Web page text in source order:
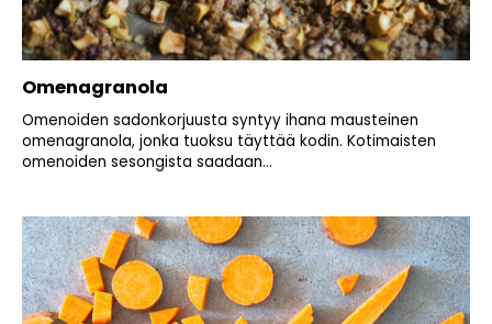
Omenagranola
Omenoiden sadonkorjuusta syntyy ihana mausteinen
omenagranola, jonka tuoksu täyttää kodin. Kotimaisten
omenoiden sesongista saadaan...